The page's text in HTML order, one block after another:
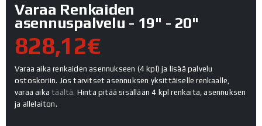
Varaa Renkaiden
asennuspalvelu - 19" - 20"
828,12€
Varaa aika renkaiden asennukseen (4 kpl) ja lisää palvelu
ostoskoriin. Jos tarvitset asennuksen yksittäiselle renkaalle,
varaa aikatäältä. Hinta pitää sisällään 4 kpl renkaita, asennuksen
ja allelaiton.